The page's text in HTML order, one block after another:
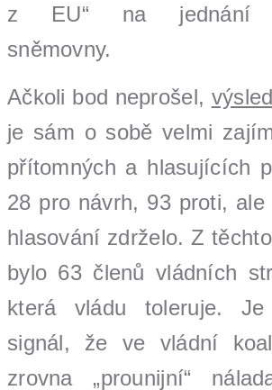
z EU“ na jednání
sněmovny.
Ačkoli bod neprošel,
je sám o sobě velmi
přítomných a hlasujících
28 pro návrh, 93 proti,
hlasování zdrželo. Z
bylo 63 členů vládních
která vládu toleruje.
signál, že ve vládní
zrovna „prounijní“